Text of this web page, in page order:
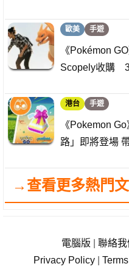
歐美 手遊
《Pokémon
Scopely收購
港台 手遊
《Pokemon
路」即將登場
→查看更多熱門
電腦版 聯絡我
Privacy Policy